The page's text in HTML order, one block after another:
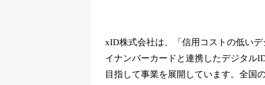
xID株式会社は、「信用コストの低い
イナンバーカードと連携したデジタル
目指して事業を展開しています。全国